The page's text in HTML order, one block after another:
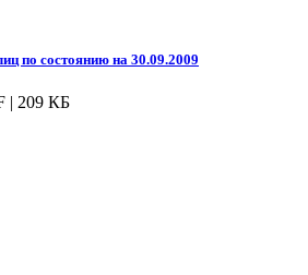
по состоянию на 30.09.2009
| 209 КБ